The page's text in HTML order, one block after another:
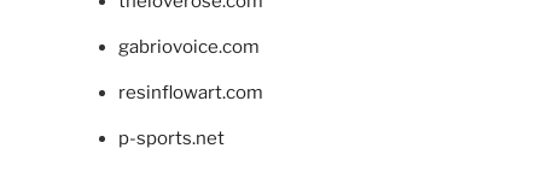
gabriovoice.com
resinflowart.com
p-sports.net